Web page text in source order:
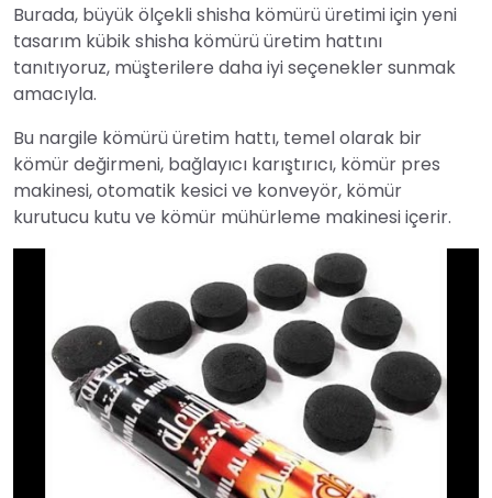
Burada, büyük ölçekli shisha kömürü üretimi için yeni
tasarım kübik shisha kömürü üretim hattını
tanıtıyoruz, müşterilere daha iyi seçenekler sunmak
amacıyla.
Bu nargile kömürü üretim hattı, temel olarak bir
kömür değirmeni, bağlayıcı karıştırıcı, kömür pres
makinesi, otomatik kesici ve konveyör, kömür
kurutucu kutu ve kömür mühürleme makinesi içerir.